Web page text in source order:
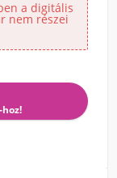
a digitális
nem részei